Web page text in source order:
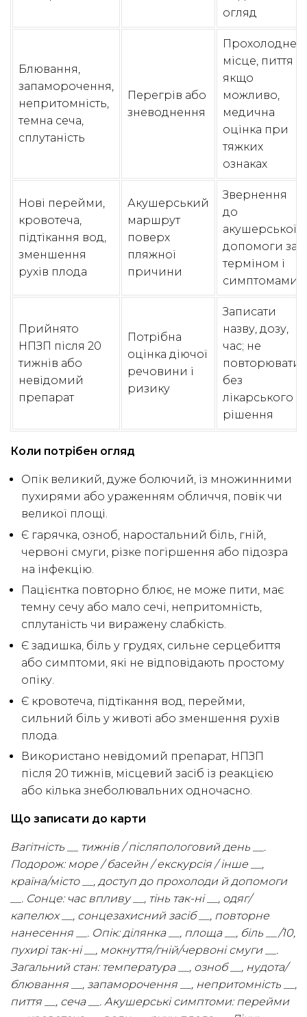
огляд
Блювання,
запаморочення,
непритомність,
темна сеча,
сплутаність
Перегрів або
зневоднення
Прохолодне
місце, пиття
якщо
можливо,
медична
оцінка при
тяжких
ознаках
Нові перейми,
кровотеча,
підтікання вод,
зменшення
рухів плода
Акушерський
маршрут
поверх
пляжної
причини
Звернення
до
акушерської
допомоги за
терміном і
симптомами
Прийнято
НПЗП після 20
тижнів або
невідомий
препарат
Потрібна
оцінка діючої
речовини і
ризику
Записати
назву, дозу,
час; не
повторювати
без
лікарського
рішення
Коли потрібен огляд
Опік великий, дуже болючий, із множинними
пухирями або ураженням обличчя, повік чи
великої площі.
Є гарячка, озноб, наростальний біль, гній,
червоні смуги, різке погіршення або підозра
на інфекцію.
Пацієнтка повторно блює, не може пити, має
темну сечу або мало сечі, непритомність,
сплутаність чи виражену слабкість.
Є задишка, біль у грудях, сильне серцебиття
або симптоми, які не відповідають простому
опіку.
Є кровотеча, підтікання вод, перейми,
сильний біль у животі або зменшення рухів
плода.
Використано невідомий препарат, НПЗП
після 20 тижнів, місцевий засіб із реакцією
або кілька знеболювальних одночасно.
Що записати до карти
Вагітність __ тижнів / післяпологовий день __.
Подорож: море / басейн / екскурсія / інше __,
країна/місто __, доступ до прохолоди й допомоги
__. Сонце: час впливу __, тінь так-ні __, одяг/
капелюх __, сонцезахисний засіб __, повторне
нанесення __. Опік: ділянка __, площа __, біль __/10,
пухирі так-ні __, мокнуття/гній/червоні смуги __.
Загальний стан: температура __, озноб __, нудота/
блювання __, запаморочення __, непритомність __,
пиття __, сеча __. Акушерські симптоми: перейми